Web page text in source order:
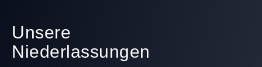
Unsere
Niederlassungen